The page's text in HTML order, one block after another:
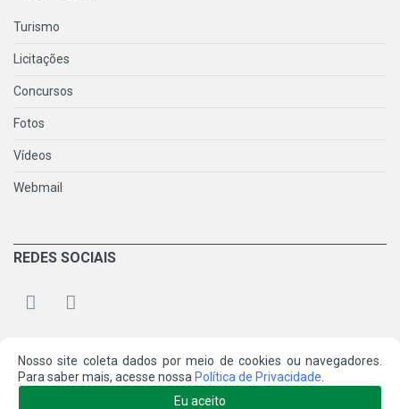
Turismo
Licitações
Concursos
Fotos
Vídeos
Webmail
REDES SOCIAIS
© 2026 Prefeitura Municipal de Santo Amaro da Imperatriz/SC.
Todos os direitos reservados.
Nosso site coleta dados por meio de cookies ou navegadores.
Para saber mais, acesse nossa Política de Privacidade
Eu aceito